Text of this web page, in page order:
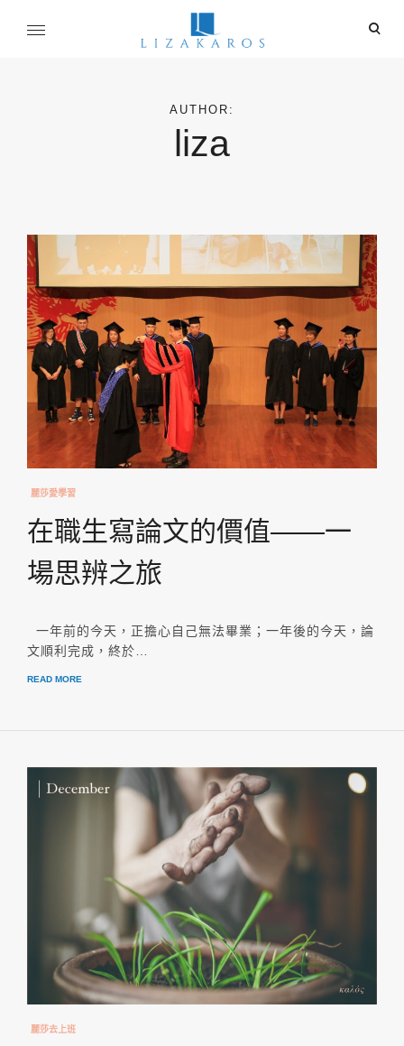
open
AUTHOR:
liza
麗莎愛學習
在職生寫論文的價值——一
場思辨之旅
一年前的今天，正擔心自己無法畢業；一年後的今天，論
文順利完成，終於…
READ MORE
麗莎去上班